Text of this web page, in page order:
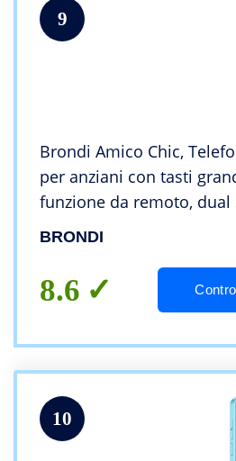
9
Brondi Amico Chic,
per anziani con tasti
funzione da remoto, dual
alto, Nero
BRONDI
8.6
10